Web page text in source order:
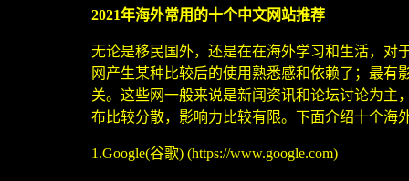
2021年海外常用的十个中文网站推荐
无论是移民国外，还是在在海外学习和生活，对
网产生某种比较后的使用熟悉感和依赖了；最
关。这些网一般来说是新闻资讯和论坛讨论为主
布比较分散，影响力比较有限。下面介绍十个海
1.Google(谷歌) (https://www.google.com)